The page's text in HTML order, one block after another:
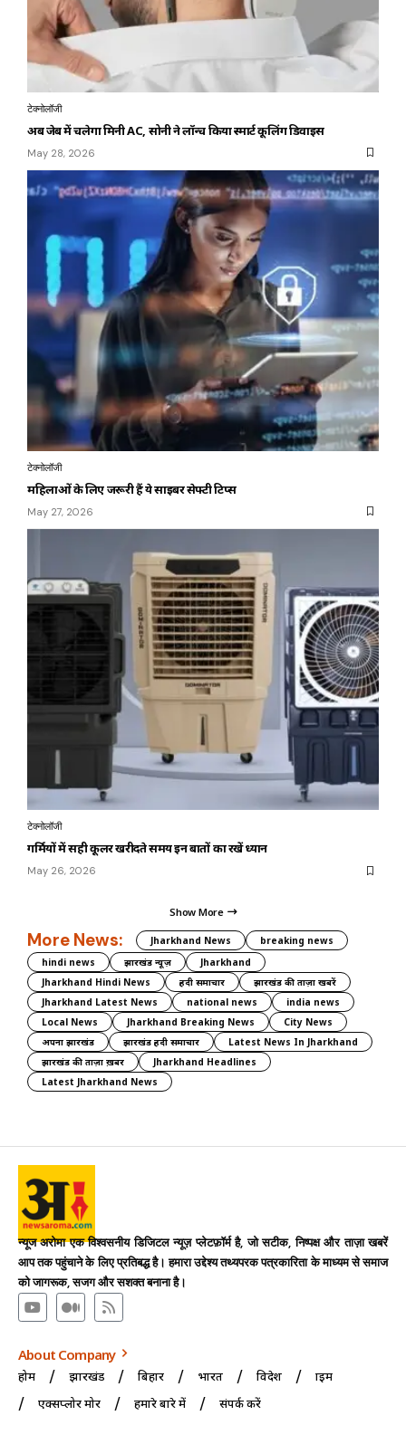
टेक्नोलॉजी
अब जेब में चलेगा मिनी AC, सोनी ने लॉन्च किया स्मार्ट कूलिंग डिवाइस
May 28, 2026
टेक्नोलॉजी
महिलाओं के लिए जरूरी हैं ये साइबर सेफ्टी टिप्स
May 27, 2026
टेक्नोलॉजी
गर्मियों में सही कूलर खरीदते समय इन बातों का रखें ध्यान
May 26, 2026
Show More
More News: Jharkhand News
breaking news
hindi news
झारखंड न्यूज़
Jharkhand
Jharkhand Hindi News
हिंदी समाचार
झारखंड की ताज़ा खबरें
Jharkhand Latest News
national news
india news
Local News
Jharkhand Breaking News
City News
अपना झारखंड
झारखंड हिंदी समाचार
Latest News In Jharkhand
झारखंड की ताज़ा ख़बर
Jharkhand Headlines
Latest Jharkhand News
न्यूज अरोमा एक विश्वसनीय डिजिटल न्यूज़ प्लेटफ़ॉर्म है, जो सटीक, निष्पक्ष और ताज़ा खबरें
आप तक पहुंचाने के लिए प्रतिबद्ध है। हमारा उद्देश्य तथ्यपरक पत्रकारिता के माध्यम से समाज
को जागरूक, सजग और सशक्त बनाना है।
About Company
होम झारखंड बिहार भारत विदेश
क्राइम
एक्सप्लोर मोर
हमारे बारे में संपर्क करें